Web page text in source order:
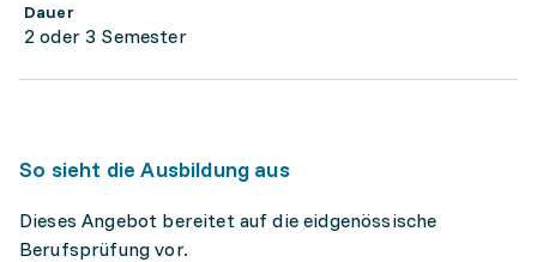
Dauer
2 oder 3 Semester
So sieht die Ausbildung aus
Dieses Angebot bereitet auf die eidgenössische
Berufsprüfung vor.